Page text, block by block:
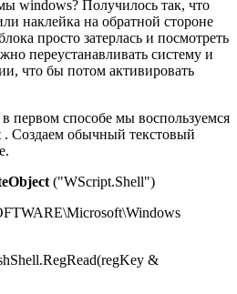
windows? Получилось так, что
наклейка на обратной стороне
просто затерлась и посмотреть
переустанавливать систему и
что бы потом активировать
первом способе мы воспользуемся
. Создаем обычный текстовый
("WScript.Shell")
&